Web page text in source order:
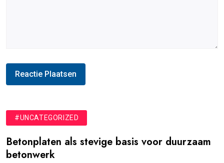
#UNCATEGORIZED
Betonplaten als stevige basis voor duurzaam
betonwerk